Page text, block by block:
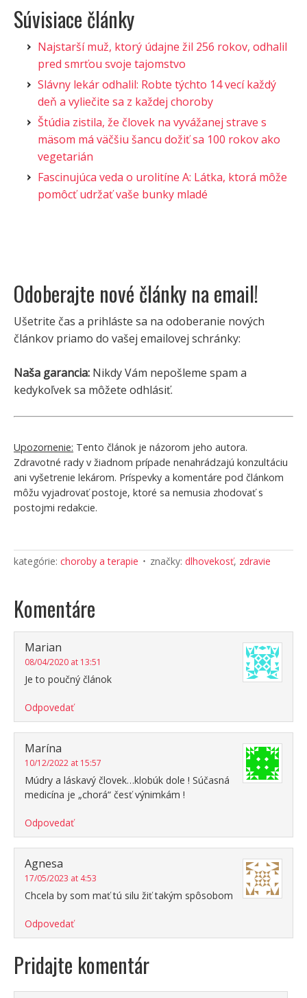
Súvisiace články
Najstarší muž, ktorý údajne žil 256 rokov, odhalil
pred smrťou svoje tajomstvo
Slávny lekár odhalil: Robte týchto 14 vecí každý
deň a vyliečite sa z každej choroby
Štúdia zistila, že človek na vyvážanej strave s
mäsom má väčšiu šancu dožiť sa 100 rokov ako
vegetarián
Fascinujúca veda o urolitíne A: Látka, ktorá môže
pomôcť udržať vaše bunky mladé
Odoberajte nové články na email!
Ušetrite čas a prihláste sa na odoberanie nových
článkov priamo do vašej emailovej schránky:
Naša garancia: Nikdy Vám nepošleme spam a
kedykoľvek sa môžete odhlásiť.
Upozornenie: Tento článok je názorom jeho autora.
Zdravotné rady v žiadnom prípade nenahrádzajú konzultáciu
ani vyšetrenie lekárom. Príspevky a komentáre pod článkom
môžu vyjadrovať postoje, ktoré sa nemusia zhodovať s
postojmi redakcie.
kategórie: choroby a terapie značky: dlhovekosť, zdravie
Komentáre
Marian
08/04/2020 at 13:51
Je to poučný článok
Odpovedať
Marína
10/12/2022 at 15:57
Múdry a láskavý človek…klobúk dole ! Súčasná
medicína je „chorá“ česť výnimkám !
Odpovedať
Agnesa
17/05/2023 at 4:53
Chcela by som mať tú silu žiť takým spôsobom
Odpovedať
Pridajte komentár